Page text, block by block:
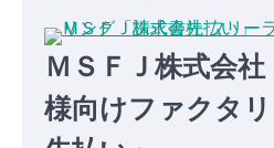
ＭＳＦＪ株式会
様向けファクタ